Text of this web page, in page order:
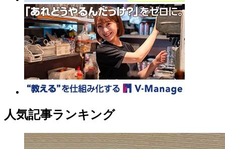
人気記事ランキング